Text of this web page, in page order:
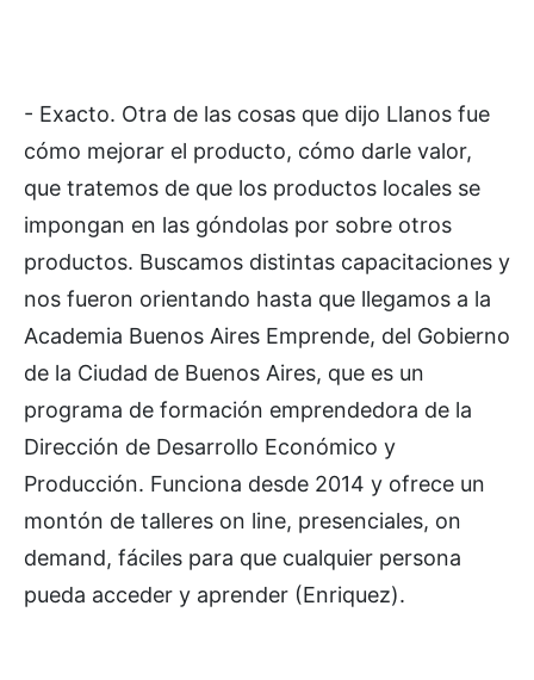
- Exacto. Otra de las cosas que dijo Llanos fue
cómo mejorar el producto, cómo darle valor,
que tratemos de que los productos locales se
impongan en las góndolas por sobre otros
productos. Buscamos distintas capacitaciones y
nos fueron orientando hasta que llegamos a la
Academia Buenos Aires Emprende, del Gobierno
de la Ciudad de Buenos Aires, que es un
programa de formación emprendedora de la
Dirección de Desarrollo Económico y
Producción. Funciona desde 2014 y ofrece un
montón de talleres on line, presenciales, on
demand, fáciles para que cualquier persona
pueda acceder y aprender (Enriquez).